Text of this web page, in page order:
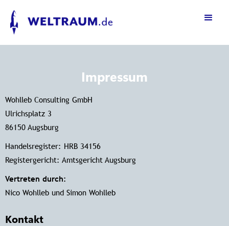
Impressum
Wohlleb Consulting GmbH
Ulrichsplatz 3
86150 Augsburg
Handelsregister: HRB 34156
Registergericht: Amtsgericht Augsburg
Vertreten durch:
Nico Wohlleb und Simon Wohlleb
Kontakt